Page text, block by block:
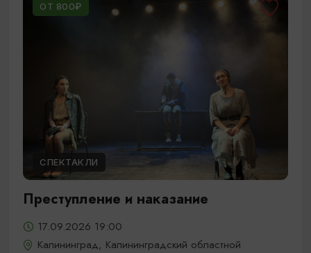
ОТ 800₽
СПЕКТАКЛИ
Преступление и наказание
17.09.2026 19:00
Калининград, Калининградский областной